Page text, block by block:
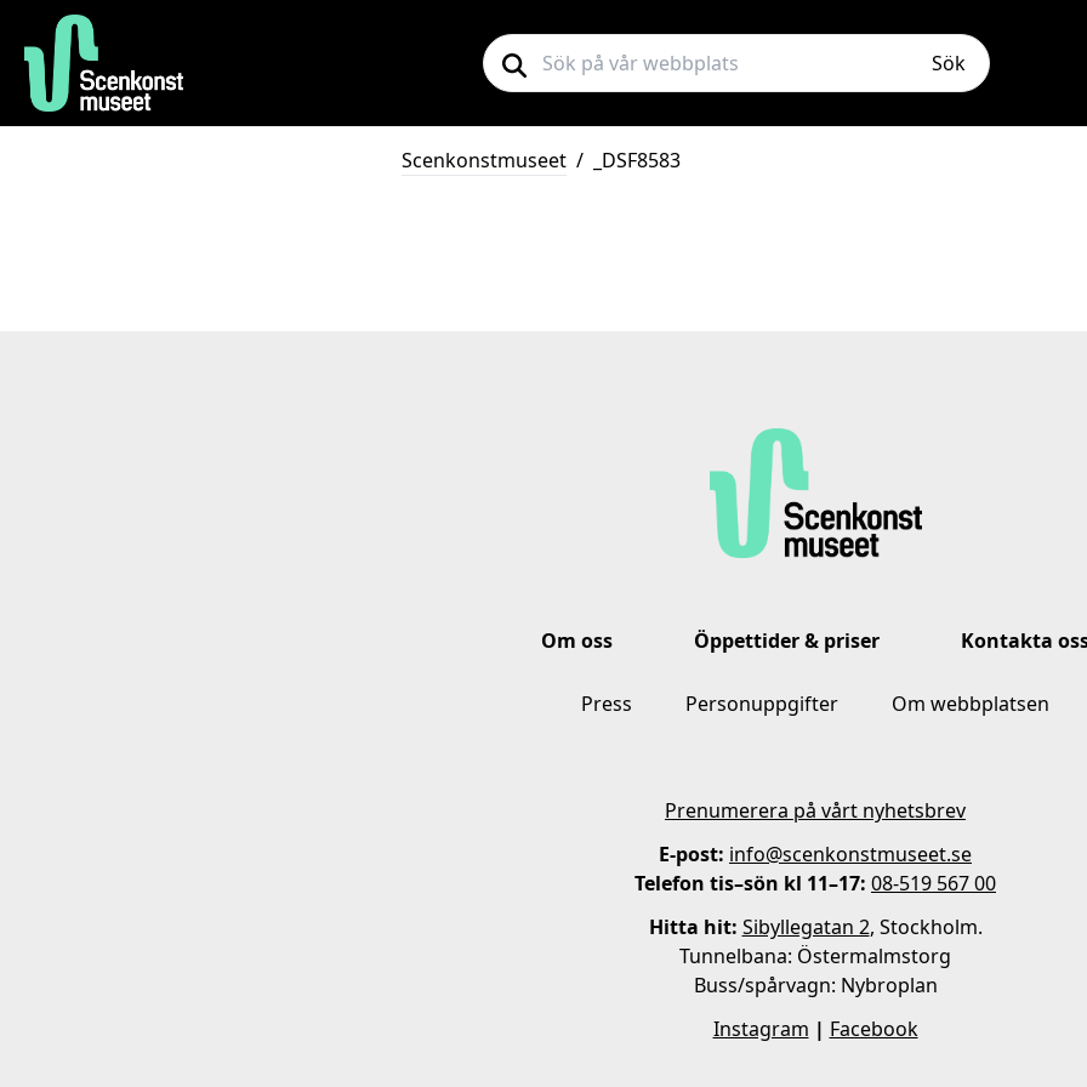
Sök
Scenkonstmuseet / _DSF8583
Om oss Öppettider & priser Kontakta
Press Personuppgifter Om webbplatsen
Prenumerera på vårt nyhetsbrev
E-post: info@scenkonstmuseet.se
Telefon tis–sön kl 11–17: 08-519 567 00
Hitta hit: Sibyllegatan 2, Stockholm.
Tunnelbana: Östermalmstorg
Buss/spårvagn: Nybroplan
Instagram | Facebook